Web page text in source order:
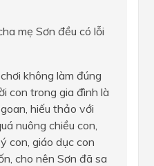
mẹ Sơn đều có lỗi
không làm đúng
con trong gia đình là
hiếu thảo với
nuông chiều con,
con, giáo dục con
cho nên Sơn đã sa